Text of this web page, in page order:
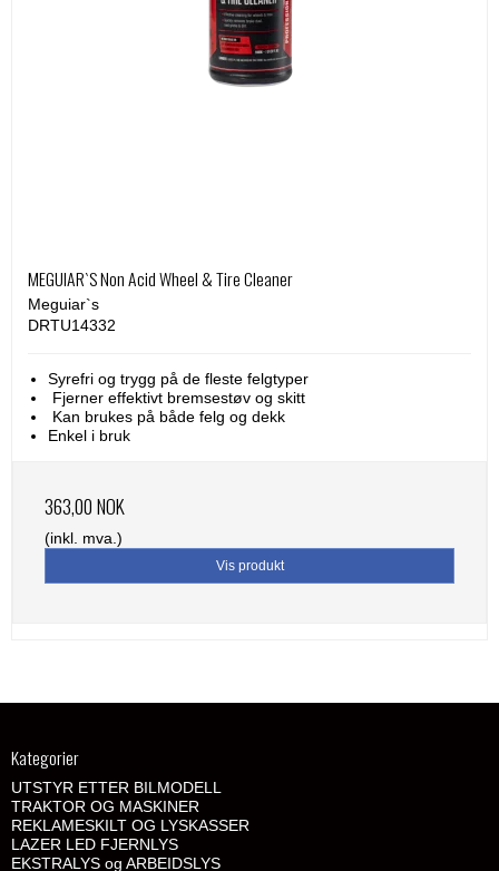
MEGUIAR`S Non Acid Wheel & Tire Cleaner
Meguiar`s
DRTU14332
Syrefri og trygg på de fleste felgtyper
Fjerner effektivt bremsestøv og skitt
Kan brukes på både felg og dekk
Enkel i bruk
363,00 NOK
(inkl. mva.)
Vis produkt
Kategorier
UTSTYR ETTER BILMODELL
TRAKTOR OG MASKINER
REKLAMESKILT OG LYSKASSER
LAZER LED FJERNLYS
EKSTRALYS og ARBEIDSLYS